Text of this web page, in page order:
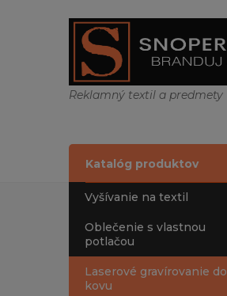
Reklamný textil a predmety
Katalóg produktov
Vyšívanie na textil
Oblečenie s vlastnou
potlačou
Laserové gravírovanie do
kovu